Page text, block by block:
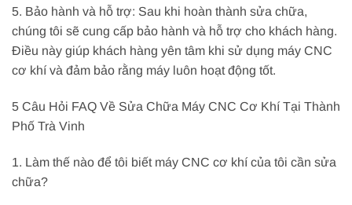
5. Bảo hành và hỗ trợ: Sau khi hoàn thành sửa chữa,
chúng tôi sẽ cung cấp bảo hành và hỗ trợ cho khách hàng.
Điều này giúp khách hàng yên tâm khi sử dụng máy CNC
cơ khí và đảm bảo rằng máy luôn hoạt động tốt.
5 Câu Hỏi FAQ Về Sửa Chữa Máy CNC Cơ Khí Tại Thành
Phố Trà Vinh
1. Làm thế nào để tôi biết máy CNC cơ khí của tôi cần sửa
chữa?